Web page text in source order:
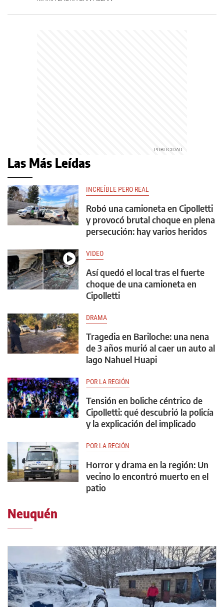
Las Más Leídas
INCREÍBLE PERO REAL
Robó una camioneta en Cipolletti
y provocó brutal choque en plena
persecución: hay varios heridos
VIDEO
Así quedó el local tras el fuerte
choque de una camioneta en
Cipolletti
DRAMA
Tragedia en Bariloche: una nena
de 3 años murió al caer un auto al
lago Nahuel Huapi
POR LA REGIÓN
Tensión en boliche céntrico de
Cipolletti: qué descubrió la policía
y la explicación del implicado
POR LA REGIÓN
Horror y drama en la región: Un
vecino lo encontró muerto en el
patio
Neuquén